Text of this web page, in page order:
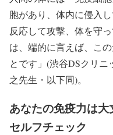
胞があり、体内に侵入
反応して攻撃、体を守
は、端的に言えば、こ
とです」(渋谷DSクリ
之先生・以下同)。
あなたの免疫力は大
セルフチェック